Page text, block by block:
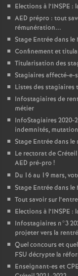
Elections à l’INSPE :
AED prépro : tout
rémunération...
Stage Entrée dans le
Confinement et
Titularisation des
Stagiaires affecté-e-
Listes des stagiaires
Infostagiaires de
métier
InfoStagiaires 2020-
indemnités,
Stage Entrée dans
Le rectorat de
AED pré-pro !
Du 16 au 19 mars,
Stage Entrée dans le
Tout savoir sur
Elections à l’INSPE :
Infostagiaires n°3
projeter vers la
Quel concours et
FSU décrypte la
Enseignant-es etCPE